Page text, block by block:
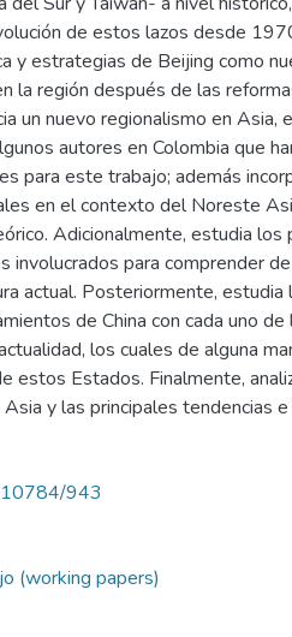
de estos lazos desde
y estrategias de Beijing como
la región después de las
un nuevo regionalismo en Asia,
autores en Colombia que
para este trabajo; además
en el contexto del Noreste
Adicionalmente, estudia los
involucrados para comprender
actual. Posteriormente,
de China con cada uno
los cuales de alguna
estos Estados. Finalmente,
y las principales tendencias
943
(working papers)